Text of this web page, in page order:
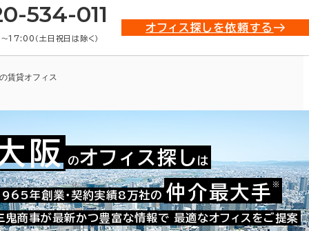
534-011
17:00（土日祝日は除く）
オフィス探しを依頼する
賃貸オフィス
お問い合わせ番号：009-00107
阪 のオフィス探し は
年創業・契約実績8万社の 仲介最大手 ※
鬼商事が最新かつ豊富な情報で 最適なオフィスをご提案